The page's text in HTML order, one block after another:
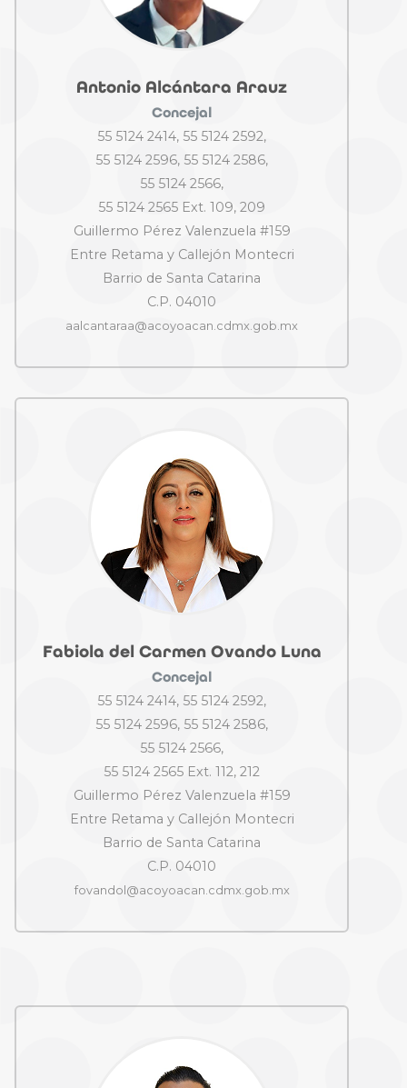
Antonio Alcántara Arauz
Concejal
55 5124 2414, 55 5124 2592,
55 5124 2596, 55 5124 2586,
55 5124 2566,
55 5124 2565 Ext. 109, 209
Guillermo Pérez Valenzuela #159
Entre Retama y Callejón Montecri
Barrio de Santa Catarina
C.P. 04010
aalcantaraa@acoyoacan.cdmx.gob.mx
Fabiola del Carmen Ovando Luna
Concejal
55 5124 2414, 55 5124 2592,
55 5124 2596, 55 5124 2586,
55 5124 2566,
55 5124 2565 Ext. 112, 212
Guillermo Pérez Valenzuela #159
Entre Retama y Callejón Montecri
Barrio de Santa Catarina
C.P. 04010
fovandol@acoyoacan.cdmx.gob.mx